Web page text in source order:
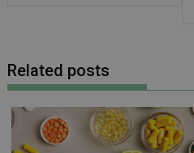
Related posts